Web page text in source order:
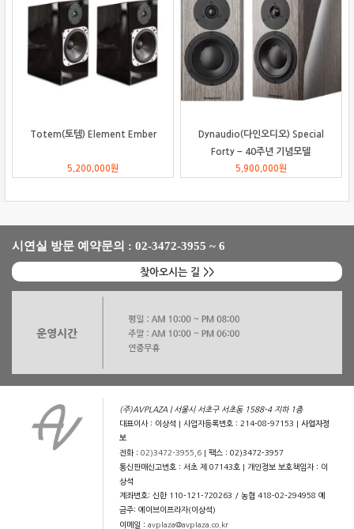
Totem(토템) Element Ember
5,200,000원
Dynaudio(다인오디오) Special
Forty – 40주년 기념모델
5,900,000원
시연실 방문 예약문의 : 02-3472-3955 ~ 6
찾아오시는 길 >>
(주)AVPLAZA | 서울시 서초구 서초동 1588-4 지하 1층
대표이사 : 이상석 | 사업자등록번호 : 214-08-97153 |사업자정
보
전화 :02)3472-3955,6 | 팩스 : 02)3472-3957
통신판매신고번호 : 서초 제 07143호 | 개인정보 보호책임자 : 이
상석
계좌번호: 신한 110-121-720263 / 농협 418-02-294958 예
금주: 에이브이프라자(이상석)
이메일 :avplaza@avplaza.co.kr